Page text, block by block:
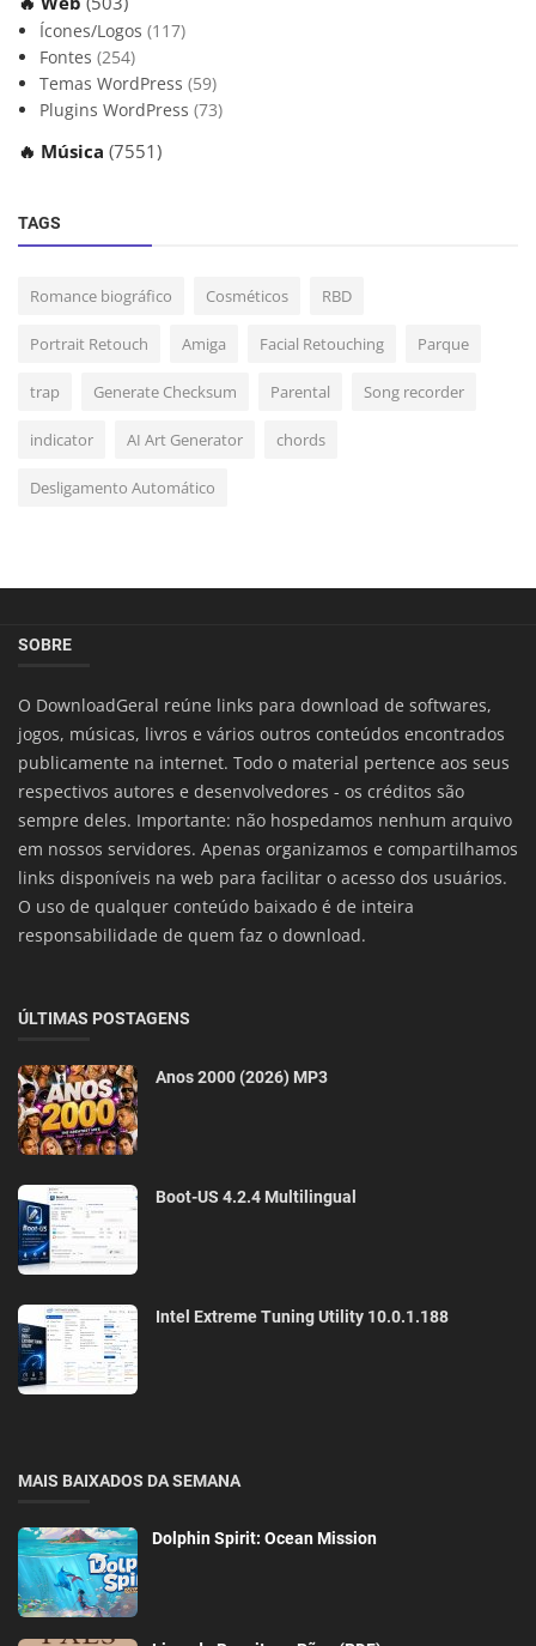
Ícones/Logos (117)
Fontes (254)
Temas WordPress (59)
Plugins WordPress (73)
🔥 Música (7551)
TAGS
Romance biográfico Cosméticos RBD
Portrait Retouch Amiga Facial Retouching Parque
trap Generate Checksum Parental Song recorder
indicator AI Art Generator chords
Desligamento Automático
SOBRE
O DownloadGeral reúne links para download de softwares,
jogos, músicas, livros e vários outros conteúdos encontrados
publicamente na internet. Todo o material pertence aos seus
respectivos autores e desenvolvedores - os créditos são
sempre deles. Importante: não hospedamos nenhum arquivo
em nossos servidores. Apenas organizamos e compartilhamos
links disponíveis na web para facilitar o acesso dos usuários.
O uso de qualquer conteúdo baixado é de inteira
responsabilidade de quem faz o download.
ÚLTIMAS POSTAGENS
Anos 2000 (2026) MP3
Boot-US 4.2.4 Multilingual
Intel Extreme Tuning Utility 10.0.1.188
MAIS BAIXADOS DA SEMANA
Dolphin Spirit: Ocean Mission